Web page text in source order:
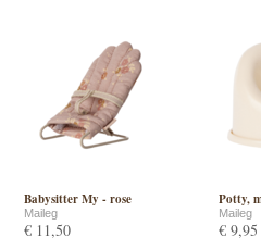
Babysitter My - rose
Maileg
€ 11,50
Potty,
Maileg
€ 9,95